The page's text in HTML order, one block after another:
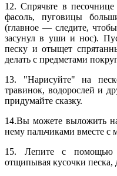
12. Спрячьте в
фасоль, пуговицы
(главное — следите,
засунул в уши и нос).
песку и отыщет
делать с предметами
13. "Нарисуйте" на
травинок, водорослей и
придумайте сказку.
14.Вы можете выложить
нему пальчиками вместе с
15. Лепите с помощью
отщипывая кусочки песка,